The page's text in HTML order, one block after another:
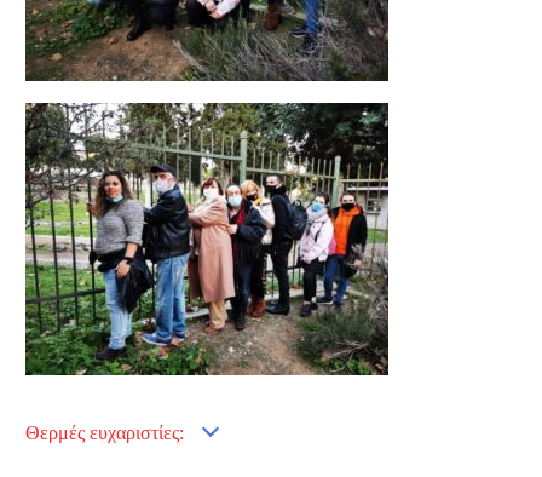
Θερμές ευχαριστίες: